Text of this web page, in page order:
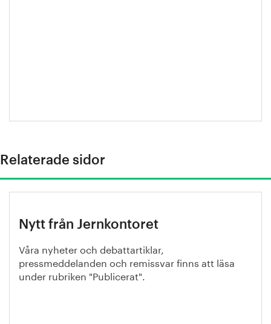
Relaterade sidor
Nytt från Jernkontoret
Våra nyheter och debattartiklar,
pressmeddelanden och remissvar finns att läsa
under rubriken "Publicerat".